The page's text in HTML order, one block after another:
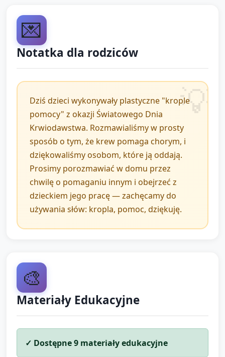
robimy krople, żeby podziękować osobom, które
pomagają innym (proste zdanie).
Pożegnanie: każde dziecko otrzymuje od opiekuna
naklejkę / pieczątkę z serduszkiem jako symbol
"dziękuję" za udział.
Informacja dla rodziców (przekazana ustnie lub w
kartce): co dzieci zrobiły i propozycja krótkiej
rozmowy w domu o pomaganiu innym.
💌
Notatka dla rodziców
Dziś dzieci wykonywały plastyczne "krople
pomocy" z okazji Światowego Dnia
Krwiodawstwa. Rozmawialiśmy w prosty
sposób o tym, że krew pomaga chorym, i
dziękowaliśmy osobom, które ją oddają.
Prosimy porozmawiać w domu przez
chwilę o pomaganiu innym i obejrzeć z
dzieckiem jego pracę — zachęcamy do
używania słów: kropla, pomoc, dziękuję.
🎨
Materiały Edukacyjne
✓ Dostępne9 materiały edukacyjne